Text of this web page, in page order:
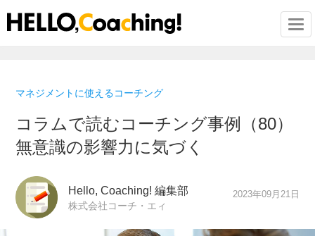
マネジメントに使えるコーチング
コラムで読むコーチング事例（80）
無意識の影響力に気づく
Hello, Coaching! 編集部
株式会社コーチ・エィ
2023年09月21日